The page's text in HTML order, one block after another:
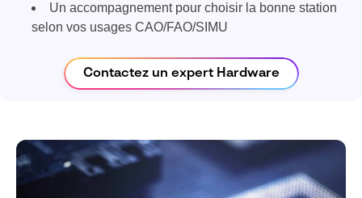
Un accompagnement pour choisir la bonne station
selon vos usages CAO/FAO/SIMU
Contactez un expert Hardware